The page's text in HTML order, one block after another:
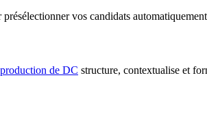
présélectionner vos candidats
de DC structure, contextualise et